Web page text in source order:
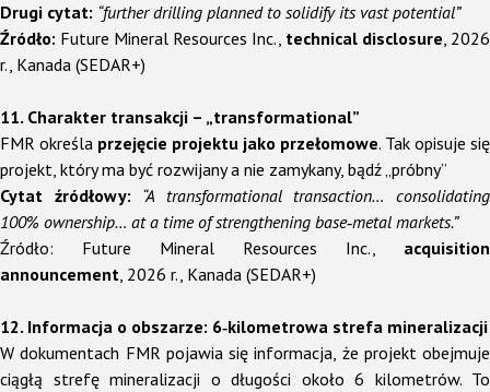
Drugi cytat: “further drilling planned to solidify its vast potential”
Źródło: Future Mineral Resources Inc., technical disclosure, 2026
r., Kanada (SEDAR+)
11. Charakter transakcji – „transformational”
FMR określa przejęcie projektu jako przełomowe. Tak opisuje się
projekt, który ma być rozwijany a nie zamykany, bądź „próbny”
Cytat źródłowy: “A transformational transaction… consolidating
100% ownership… at a time of strengthening base‑metal markets.”
Źródło: Future Mineral Resources Inc., acquisition
announcement, 2026 r., Kanada (SEDAR+)
12. Informacja o obszarze: 6‑kilometrowa strefa mineralizacji
W dokumentach FMR pojawia się informacja, że projekt obejmuje
ciągłą strefę mineralizacji o długości około 6 kilometrów. To